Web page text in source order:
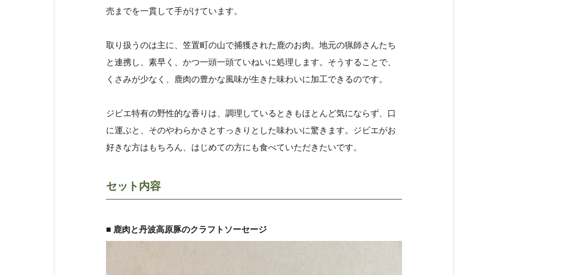
売までを一貫して手がけています。
取り扱うのは主に、笠置町の山で捕獲された鹿のお肉。地元の猟師さんたち
と連携し、素早く、かつ一頭一頭ていねいに処理します。そうすることで、
くさみが少なく、鹿肉の豊かな風味が生きた味わいに加工できるのです。
ジビエ特有の野性的な香りは、調理しているときもほとんど気にならず、口
に運ぶと、そのやわらかさとすっきりとした味わいに驚きます。ジビエがお
好きな方はもちろん、はじめての方にも食べていただきたいです。
セット内容
■ 鹿肉と丹波高原豚のクラフトソーセージ